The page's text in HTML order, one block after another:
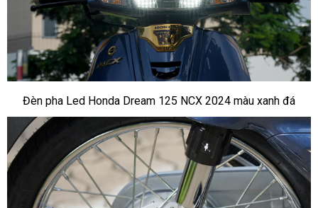
Đèn pha Led Honda Dream 125 NCX 2024 màu xanh đá